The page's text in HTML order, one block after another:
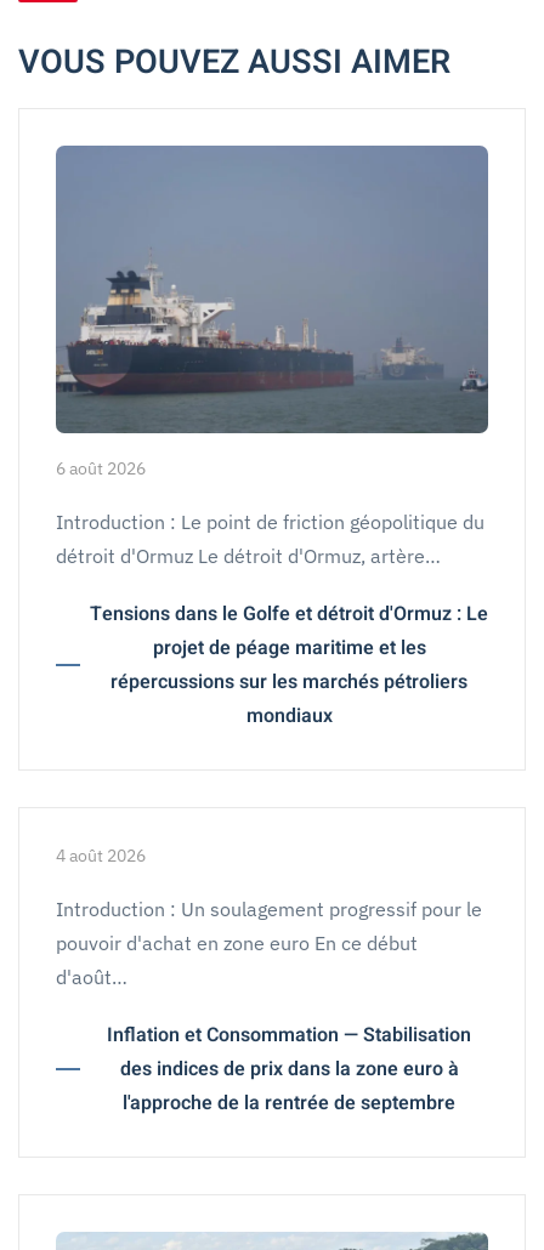
VOUS POUVEZ AUSSI AIMER
6 août 2026
Introduction : Le point de friction géopolitique du
détroit d'Ormuz Le détroit d'Ormuz, artère…
Tensions dans le Golfe et détroit d'Ormuz : Le
projet de péage maritime et les
répercussions sur les marchés pétroliers
mondiaux
4 août 2026
Introduction : Un soulagement progressif pour le
pouvoir d'achat en zone euro En ce début
d'août…
Inflation et Consommation — Stabilisation
des indices de prix dans la zone euro à
l'approche de la rentrée de septembre